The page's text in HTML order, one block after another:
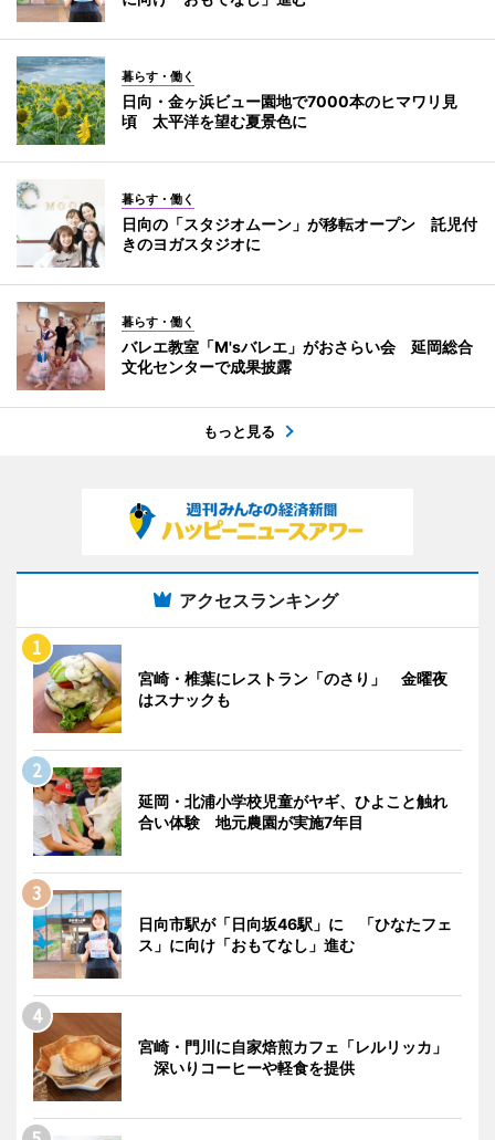
暮らす・働く
日向・金ヶ浜ビュー園地で7000本のヒマワリ見
頃 太平洋を望む夏景色に
暮らす・働く
日向の「スタジオムーン」が移転オープン 託児付
きのヨガスタジオに
暮らす・働く
バレエ教室「M'sバレエ」がおさらい会 延岡総合
文化センターで成果披露
もっと見る
アクセスランキング
宮崎・椎葉にレストラン「のさり」 金曜夜
はスナックも
延岡・北浦小学校児童がヤギ、ひよこと触れ
合い体験 地元農園が実施7年目
日向市駅が「日向坂46駅」に 「ひなたフェ
ス」に向け「おもてなし」進む
宮崎・門川に自家焙煎カフェ「レルリッカ」
深いりコーヒーや軽食を提供